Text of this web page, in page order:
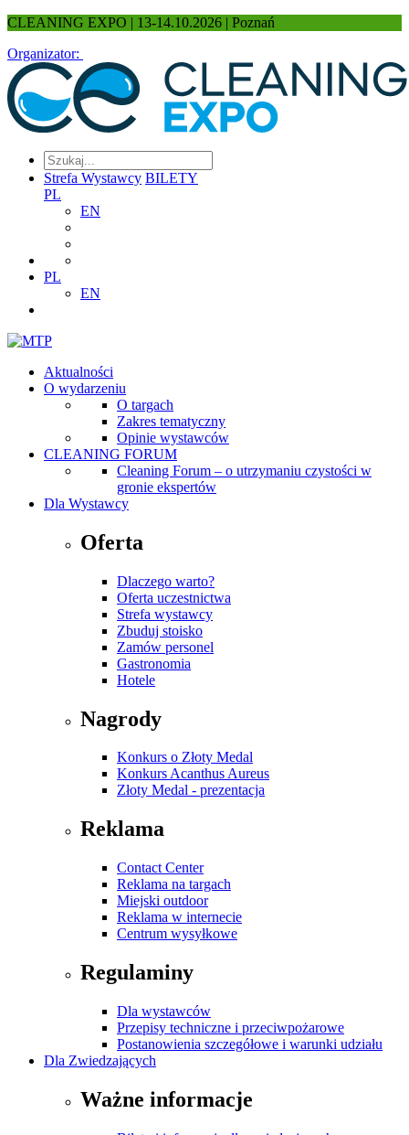
CLEANING EXPO | 13-14.10.2026 | Poznań
Organizator:
Strefa Wystawcy BILETY
PL
EN
PL
EN
Aktualności
O wydarzeniu
O targach
Zakres tematyczny
Opinie wystawców
CLEANING FORUM
Cleaning Forum – o utrzymaniu czystości w
gronie ekspertów
Dla Wystawcy
Oferta
Dlaczego warto?
Oferta uczestnictwa
Strefa wystawcy
Zbuduj stoisko
Zamów personel
Gastronomia
Hotele
Nagrody
Konkurs o Złoty Medal
Konkurs Acanthus Aureus
Złoty Medal - prezentacja
Reklama
Contact Center
Reklama na targach
Miejski outdoor
Reklama w internecie
Centrum wysyłkowe
Regulaminy
Dla wystawców
Przepisy techniczne i przeciwpożarowe
Postanowienia szczegółowe i warunki udziału
Dla Zwiedzających
Ważne informacje